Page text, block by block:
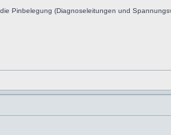
Pinbelegung (Diagnoseleitungen und